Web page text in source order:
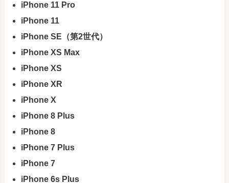
iPhone 11 Pro
iPhone 11
iPhone SE（第2世代）
iPhone XS Max
iPhone XS
iPhone XR
iPhone X
iPhone 8 Plus
iPhone 8
iPhone 7 Plus
iPhone 7
iPhone 6s Plus